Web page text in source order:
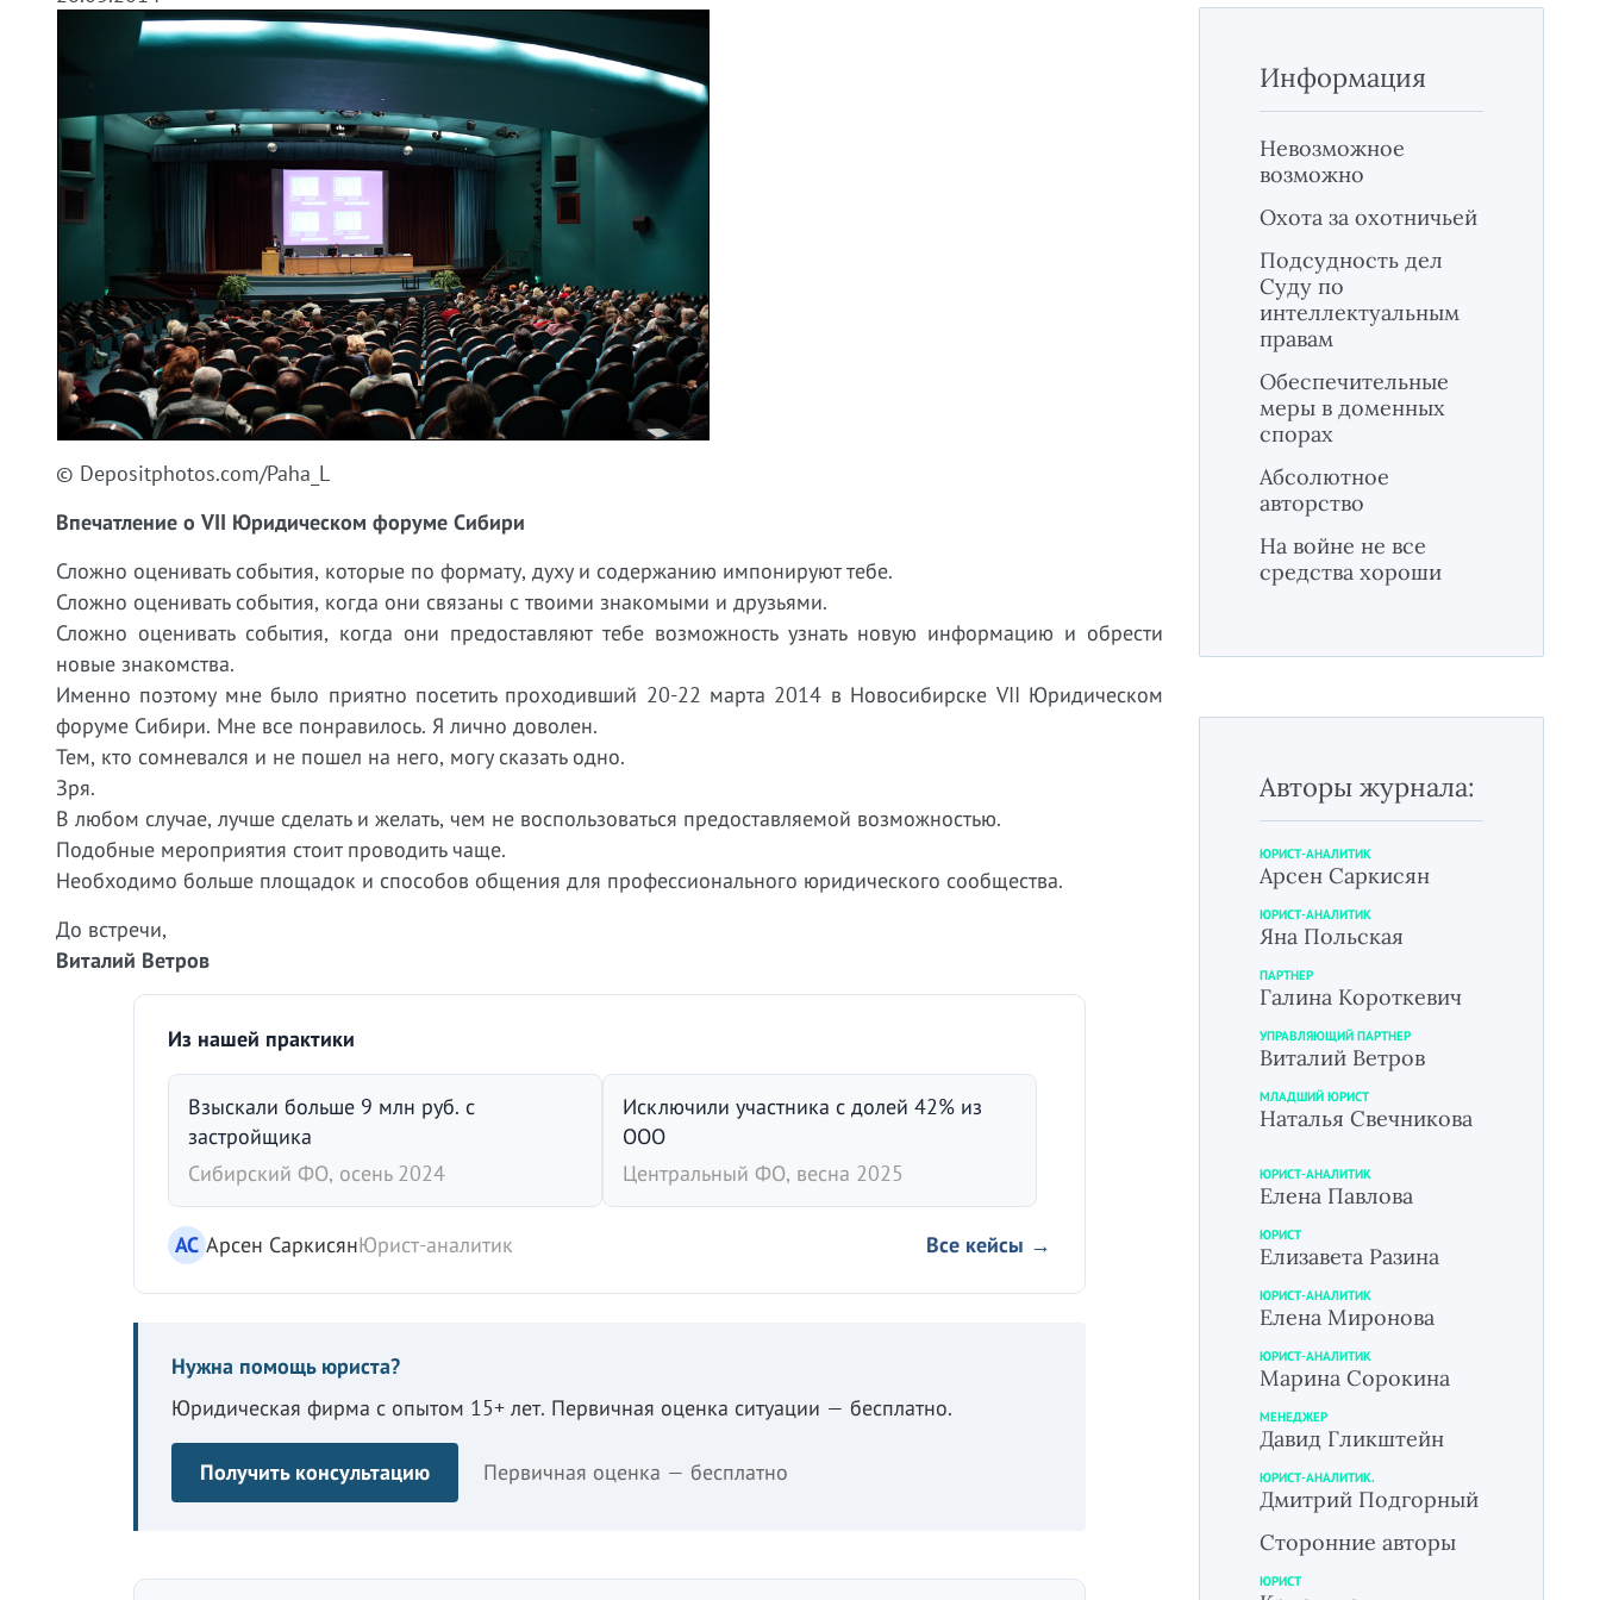
© Depositphotos.com/Paha_L
Впечатление о VII Юридическом форуме Сибири
Сложно оценивать события, которые по формату, духу и содержанию импонируют тебе.
Сложно оценивать события, когда они связаны с твоими знакомыми и друзьями.
Сложно оценивать события, когда они предоставляют тебе возможность узнать новую информацию и обрести
новые знакомства.
Именно поэтому мне было приятно посетить проходивший 20-22 марта 2014 в Новосибирске VII Юридическом
форуме Сибири. Мне все понравилось. Я лично доволен.
Тем, кто сомневался и не пошел на него, могу сказать одно.
Зря.
В любом случае, лучше сделать и желать, чем не воспользоваться предоставляемой возможностью.
Подобные мероприятия стоит проводить чаще.
Необходимо больше площадок и способов общения для профессионального юридического сообщества.
До встречи,
Виталий Ветров
Из нашей практики
Взыскали больше 9 млн руб. с
застройщика
Сибирский ФО, осень 2024
Исключили участника с долей 42% из
ООО
Центральный ФО, весна 2025
АС Арсен СаркисянЮрист-аналитик Все кейсы →
Нужна помощь юриста?
Юридическая фирма с опытом 15+ лет. Первичная оценка ситуации — бесплатно.
Получить консультацию Первичная оценка — бесплатно
Информация
Невозможное
возможно
Охота за охотничьей
Подсудность дел
Суду по
интеллектуальным
правам
Обеспечительные
меры в доменных
спорах
Абсолютное
авторство
На войне не все
средства хороши
Авторы журнала:
ЮРИСТ-АНАЛИТИК
Арсен Саркисян
ЮРИСТ-АНАЛИТИК
Яна Польская
ПАРТНЕР
Галина Короткевич
УПРАВЛЯЮЩИЙ ПАРТНЕР
Виталий Ветров
МЛАДШИЙ ЮРИСТ
Наталья Свечникова
ЮРИСТ-АНАЛИТИК
Елена Павлова
ЮРИСТ
Елизавета Разина
ЮРИСТ-АНАЛИТИК
Елена Миронова
ЮРИСТ-АНАЛИТИК
Марина Сорокина
МЕНЕДЖЕР
Давид Гликштейн
ЮРИСТ-АНАЛИТИК.
Дмитрий Подгорный
Сторонние авторы
ЮРИСТ